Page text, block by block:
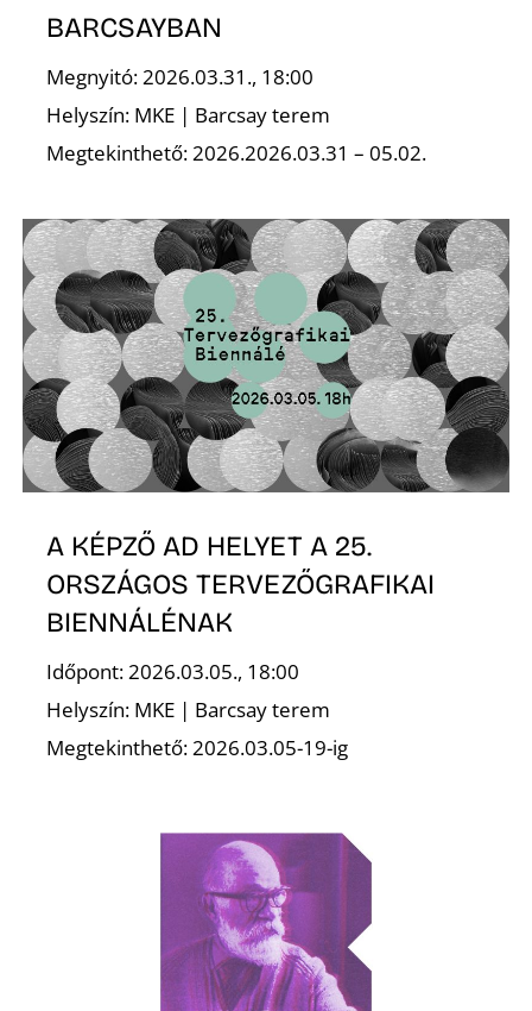
BARCSAYBAN
Megnyitó: 2026.03.31., 18:00
Helyszín: MKE | Barcsay terem
Megtekinthető: 2026.2026.03.31 – 05.02.
A KÉPZŐ AD HELYET A 25.
ORSZÁGOS TERVEZŐGRAFIKAI
BIENNÁLÉNAK
Időpont: 2026.03.05., 18:00
Helyszín: MKE | Barcsay terem
Megtekinthető: 2026.03.05-19-ig